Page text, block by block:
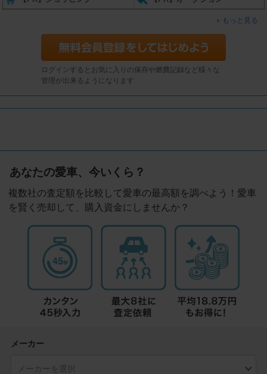
もっと見る
ログインするとお気に入りの保存や燃費記録など様々な
管理が出来るようになります
あなたの愛車、今いくら？
複数社の査定額を比較して愛車の最高額を調べよう！愛車
を賢く売却して、購入資金にしませんか？
メーカー